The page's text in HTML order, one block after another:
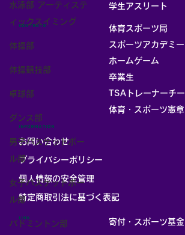
水泳部 アーティステ
ィックスイミング
体操部
体操競技部
卓球部
ダンス部
男子バスケットボー
ル部
女子バスケットボー
ル部
バドミントン部
学生アスリート
体育スポーツ局
スポーツアカデミー
ホームゲーム
卒業生
TSAトレーナーチ
体育・スポーツ憲章
CONTENTS
寄付・スポーツ基金
LINK
INFORMATION
お問い合わせ
プライバシーポリシー
個人情報の安全管理
​特定商取引法に基づく表記